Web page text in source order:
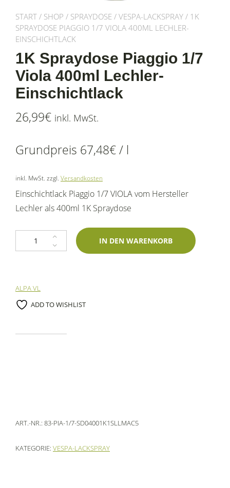
START / SHOP / SPRAYDOSE / VESPA-LACKSPRAY / 1K
SPRAYDOSE PIAGGIO 1/7 VIOLA 400ML LECHLER-
EINSCHICHTLACK
1K Spraydose Piaggio 1/7
Viola 400ml Lechler-
Einschichtlack
26,99€ inkl. MwSt.
Grundpreis 67,48€/ l
inkl. MwSt. zzgl. Versandkosten
Einschichtlack Piaggio 1/7 VIOLA vom Hersteller
Lechler als 400ml 1K Spraydose
1K Spraydose Piaggio 1/7 Viola 400ml Lechler-Einschichtlack Menge
IN DEN WARENKORB
ALPA VL
ADD TO WISHLIST
ART.-NR.: 83-PIA-1/7-SD04001K1SLLMAC5
KATEGORIE: VESPA-LACKSPRAY